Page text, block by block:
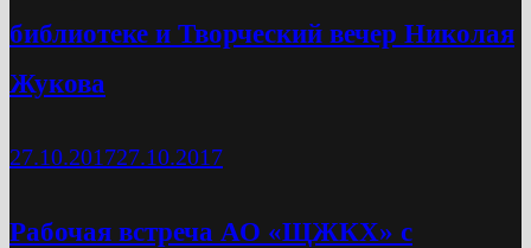
библиотеке и Творческий вечер Николая
Жукова
27.10.201727.10.2017
Рабочая встреча АО «ЩЖКХ» с